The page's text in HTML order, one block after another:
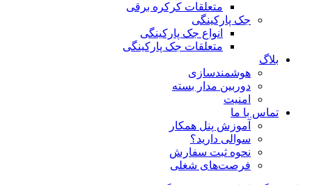
متعلقات کرکره برقی
جک پارکینگی
انواع جک پارکینگی
متعلقات جک پارکینگی
بلاگ
هوشمندسازی
دوربین مدار بسته
امنیت
تماس با ما
آموزش پنل همکار
سوالی دارید؟
نحوه ثبت سفارش
فرصت‌های شغلی